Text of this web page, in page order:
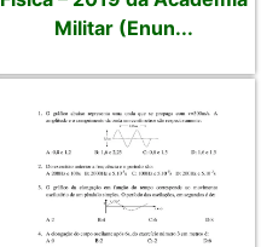
Militar (Enun...